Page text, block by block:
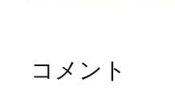
コメント